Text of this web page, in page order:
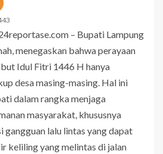
– Bupati Lampung
menegaskan bahwa perayaan
Idul Fitri 1446 H hanya
desa masing-masing. Hal ini
dalam rangka menjaga
masyarakat, khususnya
lalu lintas yang dapat
keliling yang melintas di jalan